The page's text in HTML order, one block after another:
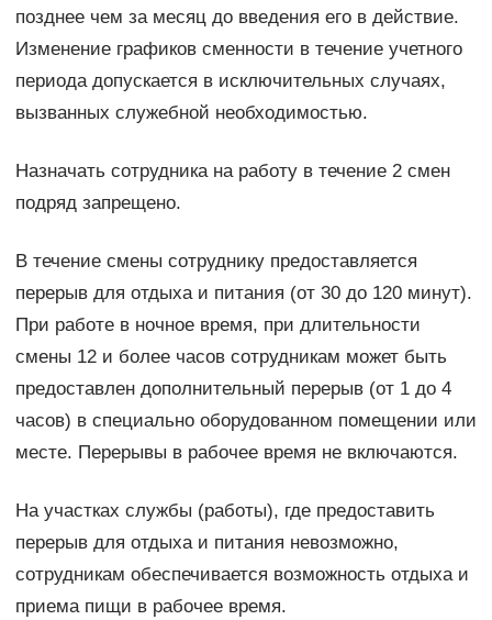
позднее чем за месяц до введения его в действие.
Изменение графиков сменности в течение учетного
периода допускается в исключительных случаях,
вызванных служебной необходимостью.
Назначать сотрудника на работу в течение 2 смен
подряд запрещено.
В течение смены сотруднику предоставляется
перерыв для отдыха и питания (от 30 до 120 минут).
При работе в ночное время, при длительности
смены 12 и более часов сотрудникам может быть
предоставлен дополнительный перерыв (от 1 до 4
часов) в специально оборудованном помещении или
месте. Перерывы в рабочее время не включаются.
На участках службы (работы), где предоставить
перерыв для отдыха и питания невозможно,
сотрудникам обеспечивается возможность отдыха и
приема пищи в рабочее время.